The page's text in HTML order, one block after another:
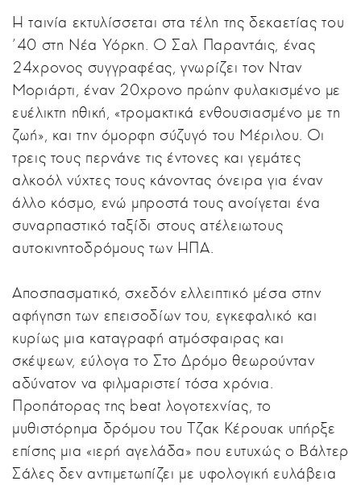
Η ταινία εκτυλίσσεται στα τέλη της δεκαετίας του
’40 στη Νέα Υόρκη. Ο Σαλ Παραντάις, ένας
24χρονος συγγραφέας, γνωρίζει τον Νταν
Μοριάρτι, έναν 20χρονο πρώην φυλακισμένο με
ευέλικτη ηθική, «τρομακτικά ενθουσιασμένο με τη
ζωή», και την όμορφη σύζυγό του Μέριλου. Οι
τρεις τους περνάνε τις έντονες και γεμάτες
αλκοόλ νύχτες τους κάνοντας όνειρα για έναν
άλλο κόσμο, ενώ μπροστά τους ανοίγεται ένα
συναρπαστικό ταξίδι στους ατέλειωτους
αυτοκινητοδρόμους των ΗΠΑ.
Αποσπασματικό, σχεδόν ελλειπτικό μέσα στην
αφήγηση των επεισοδίων του, εγκεφαλικό και
κυρίως μια καταγραφή ατμόσφαιρας και
σκέψεων, εύλογα το Στο Δρόμο θεωρούνταν
αδύνατον να φιλμαριστεί τόσα χρόνια.
Προπάτορας της beat λογοτεχνίας, το
μυθιστόρημα δρόμου του Τζακ Κέρουακ υπήρξε
επίσης μια «ιερή αγελάδα» που ευτυχώς ο Βάλτερ
Σάλες δεν αντιμετωπίζει με υφολογική ευλάβεια